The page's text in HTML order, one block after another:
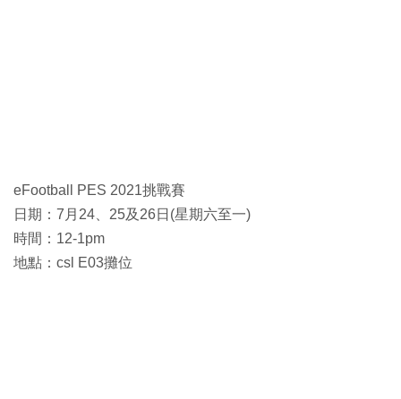
eFootball PES 2021挑戰賽
日期：7月24、25及26日(星期六至一)
時間：12-1pm
地點：csl E03攤位